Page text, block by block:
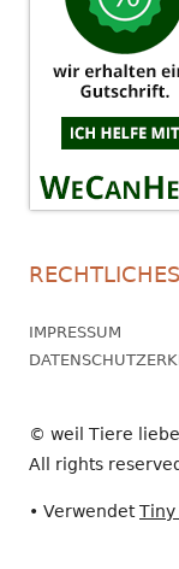
RECHTLICHES
IMPRESSUM
© weil Tiere
All rights
• VerwendetTiny